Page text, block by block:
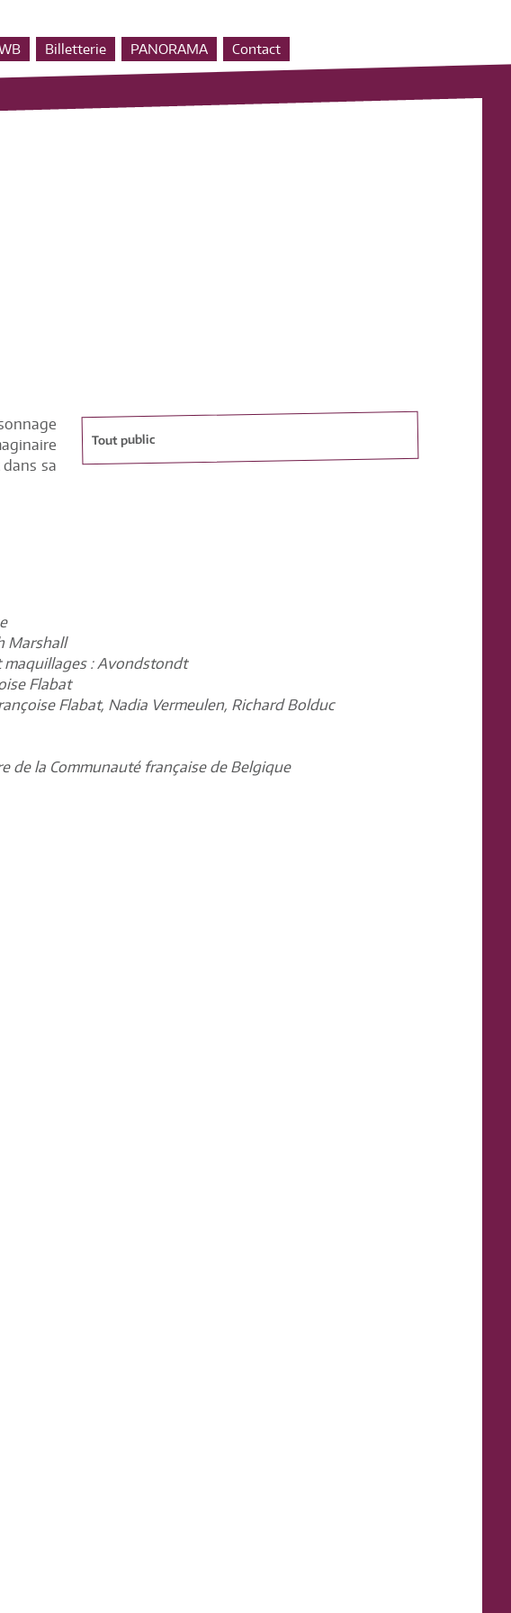
Billetterie PANORAMA Contact
Tout public
sa
Marshall
maquillages : Avondstondt
Flabat
Flabat, Nadia Vermeulen, Richard Bolduc
de la Communauté française de Belgique